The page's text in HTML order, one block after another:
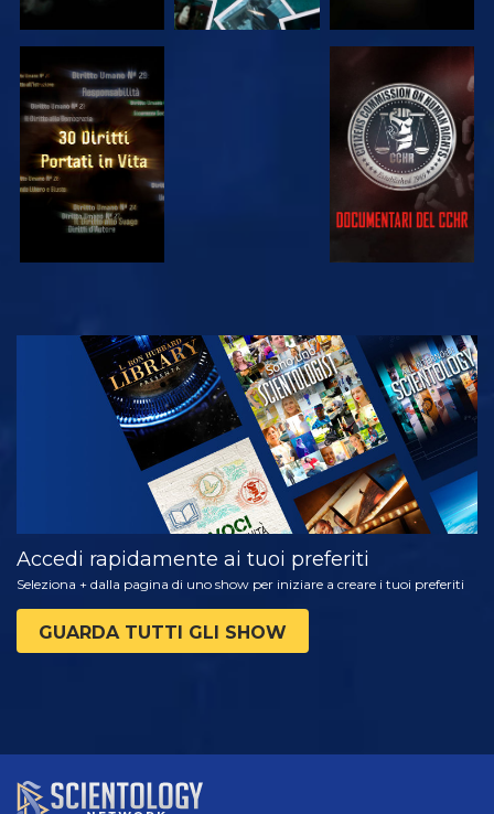
GUARDA GUARDA
GUARDA
ESPLORA LE
SERIE
Accedi rapidamente ai tuoi preferiti
Seleziona + dalla pagina di uno show per iniziare a creare i tuoi preferiti
GUARDA TUTTI GLI SHOW